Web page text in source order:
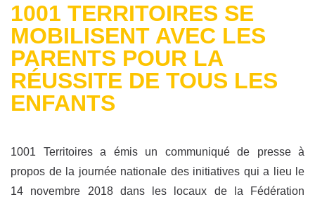
1001 TERRITOIRES SE
MOBILISENT AVEC LES
PARENTS POUR LA
RÉUSSITE DE TOUS LES
ENFANTS
1001 Territoires a émis un communiqué de presse à
propos de la journée nationale des initiatives qui a lieu le
14 novembre 2018 dans les locaux de la Fédération